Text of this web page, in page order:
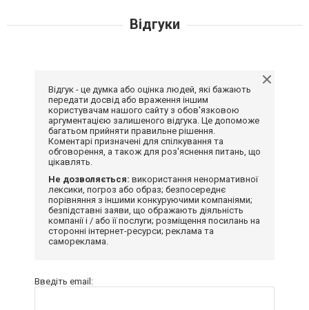
Відгуки
Відгук - це думка або оцінка людей, які бажають
передати досвід або враження іншим
користувачам нашого сайту з обов'язковою
аргументацією залишеного відгука. Це допоможе
багатьом прийняти правильне рішення.
Коментарі призначені для спілкування та
обговорення, а також для роз'яснення питань, що
цікавлять.
Не дозволяється: використання ненормативної
лексики, погроз або образ; безпосереднє
порівняння з іншими конкуруючими компаніями;
безпідставні заяви, що ображають діяльність
компанії і / або її послуги; розміщення посилань на
сторонні інтернет-ресурси; реклама та
самореклама.
Введіть email: